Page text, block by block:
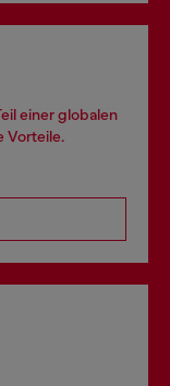
einer globalen
Vorteile.